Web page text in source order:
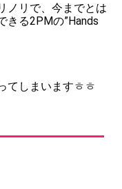
ノリで、今までとは
きる2PMの”Hands
てしまいますㅎㅎ